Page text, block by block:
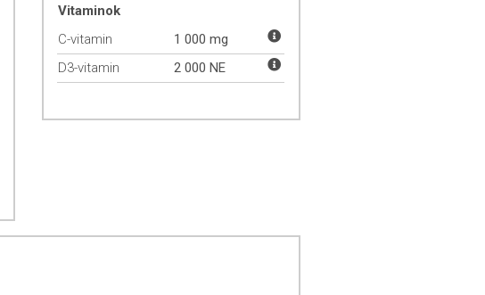
Vitaminok
C-vitamin
1 000 mg
D3-vitamin
2 000 NE